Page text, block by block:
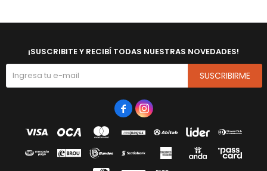
¡SUSCRIBITE Y RECIBÍ TODAS NUESTRAS NOVEDADES!
SUSCRIBIRME
 